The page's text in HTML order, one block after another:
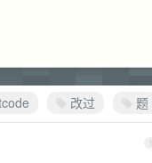
改过 题
1